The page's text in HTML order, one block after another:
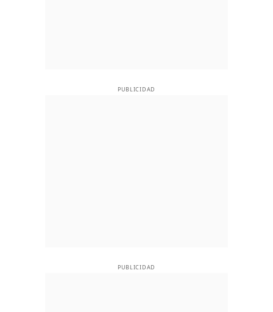
PUBLICIDAD
PUBLICIDAD